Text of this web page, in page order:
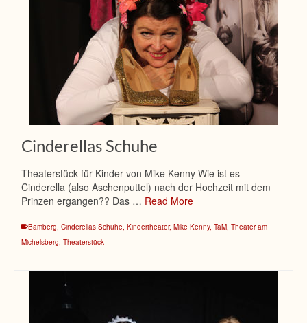
Cinderellas Schuhe
Theaterstück für Kinder von Mike Kenny Wie ist es
Cinderella (also Aschenputtel) nach der Hochzeit mit dem
Prinzen ergangen?? Das … Read More
Bamberg, Cinderellas Schuhe, Kindertheater, Mike Kenny, TaM, Theater am
Michelsberg, Theaterstück